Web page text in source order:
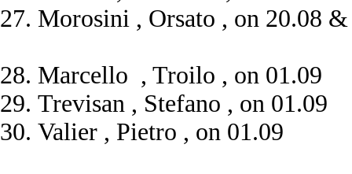
Morosini , Orsato , on 20.08
Marcello , Troilo , on 01.09
Trevisan , Stefano , on 01.09
Valier , Pietro , on 01.09